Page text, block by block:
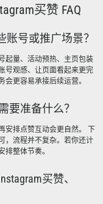
买赞 FAQ
账号或推广场景？
起量、活动预热、主页包装
号观感、让页面看起来更完
更容易承接后续运营。
要准备什么？
安排点赞互动会更自然。 下
，流程并不复杂。若你还计
整体节奏。
买赞、